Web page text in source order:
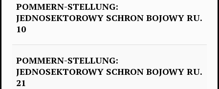
POMMERN-STELLUNG:
JEDNOSEKTOROWY SCHRON BOJOWY RU.
10
POMMERN-STELLUNG:
JEDNOSEKTOROWY SCHRON BOJOWY RU.
21